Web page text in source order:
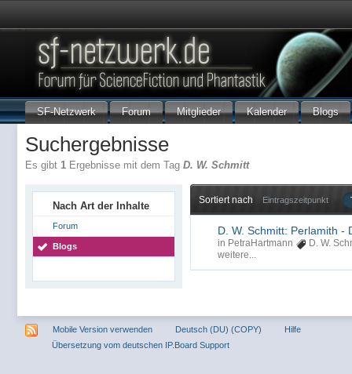
SF-Netzwerk Forum Mitglieder Kalender Blogs
Suchergebnisse
Es gibt 1 Ergebnisse mit dem Tag D. W. Schmitt
Nach Art der Inhalte
Forum
Blogs
Sortiert nach Eintragszeitpunkt
D. W. Schmitt: Perlamith -
in PetraHartmann
D. W.
weitere...
Mobile Version verwenden Deutsch (DU) (COPY)
Hilfe
Übersetzung vom deutschen IP.Board Support